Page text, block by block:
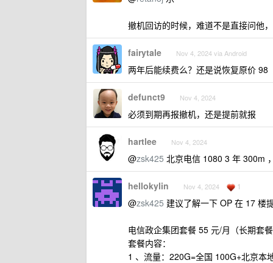
撤机回访的时候，难道不是直接问他
fairytale Nov 4, 2024 via Android
两年后能续费么？还是说恢复原价 98
defunct9 Nov 4, 2024
必须到期再报撤机，还是提前就报
hartlee Nov 4, 2024
@zsk425 北京电信 1080 3 年 300m
hellokylin Nov 4, 2024 1
@zsk425 建议了解一下 OP 在 17 楼
电信政企集团套餐 55 元/月（长期套
套餐内容：
1 、流量：220G=全国 100G+北京本